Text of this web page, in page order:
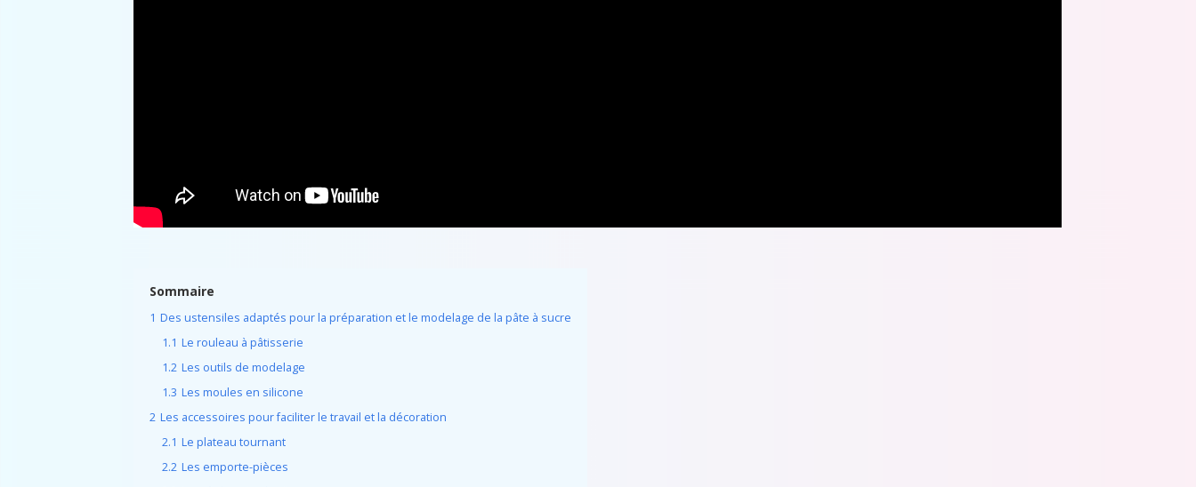
Sommaire
1 Des ustensiles adaptés pour la préparation et le modelage de la pâte à sucre
1.1 Le rouleau à pâtisserie
1.2 Les outils de modelage
1.3 Les moules en silicone
2 Les accessoires pour faciliter le travail et la décoration
2.1 Le plateau tournant
2.2 Les emporte-pièces